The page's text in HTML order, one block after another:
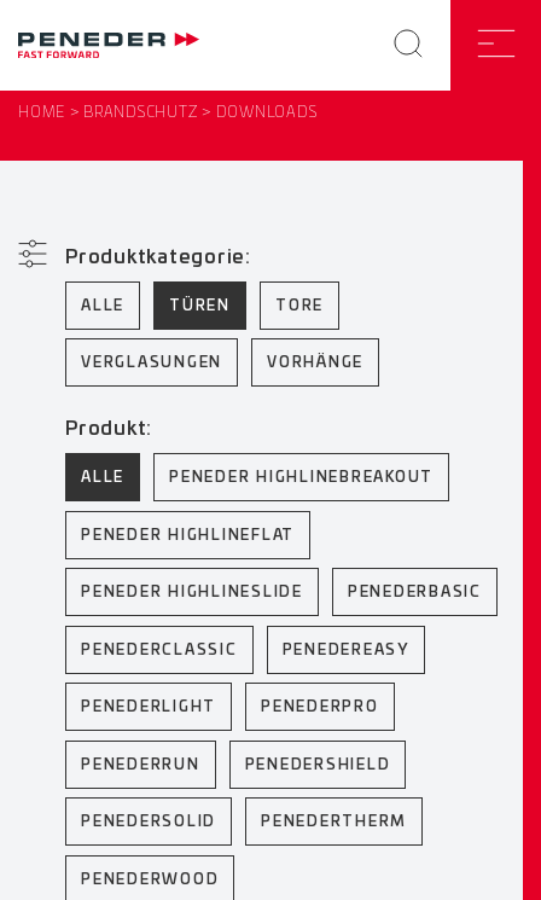
HOME BRANDSCHUTZ DOWNLOADS
Produktkategorie:
ALLE TÜREN TORE
VERGLASUNGEN VORHÄNGE
Produkt:
ALLE PENEDER HIGHLINEBREAKOUT
PENEDER HIGHLINEFLAT
PENEDER HIGHLINESLIDE PENEDERBASIC
PENEDERCLASSIC PENEDEREASY
PENEDERLIGHT PENEDERPRO
PENEDERRUN PENEDERSHIELD
PENEDERSOLID PENEDERTHERM
PENEDERWOOD